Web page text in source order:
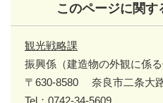
このページに関
観光戦略課
振興係（建造物の外観に係る
〒630-8580
奈良市二条大
Tel：0742-34-5609